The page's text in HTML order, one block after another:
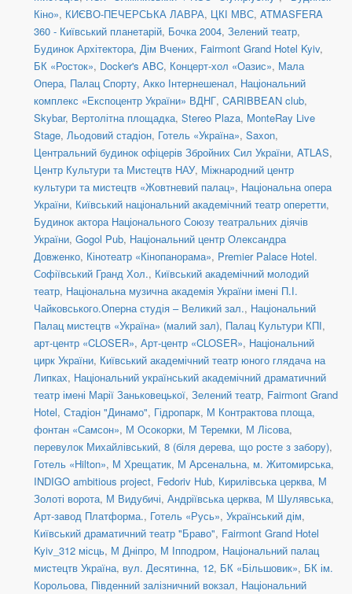
Кіно», КИЄВО-ПЕЧЕРСЬКА ЛАВРА, ЦКІ МВС, ATMASFERA
360 - Київський планетарій, Бочка 2004, Зелений театр,
Будинок Архітектора, Дім Вчених, Fairmont Grand Hotel Kyiv,
БК «Росток», Docker's ABC, Концерт-хол «Оазис», Мала
Опера, Палац Спорту, Акко Інтернешенал, Національний
комплекс «Експоцентр України» ВДНГ, CARIBBEAN club,
Skybar, Вертолітна площадка, Stereo Plaza, MonteRay Live
Stage, Льодовий стадіон, Готель «Україна», Saxon,
Центральний будинок офіцерів Збройних Сил України, ATLAS,
Центр Культури та Мистецтв НАУ, Міжнародний центр
культури та мистецтв «Жовтневий палац», Національна опера
України, Київський національний академічний театр оперетти,
Будинок актора Національного Союзу театральних діячів
України, Gogol Pub, Національний центр Олександра
Довженко, Кінотеатр «Кінопанорама», Premier Palace Hotel.
Софіївський Гранд Хол., Київський академічний молодий
театр, Національна музична академія України імені П.І.
Чайковського.Оперна студія – Великий зал., Національний
Палац мистецтв «Україна» (малий зал), Палац Культури КПІ,
арт-центр «CLOSER», Арт-центр «CLOSER», Національний
цирк України, Київський академічний театр юного глядача на
Липках, Національний український академічний драматичний
театр імені Марії Заньковецької, Зелений театр, Fairmont Grand
Hotel, Стадіон "Динамо", Гідропарк, М Контрактова площа,
фонтан «Самсон», М Осокорки, М Теремки, М Лісова,
перевулок Михайлівський, 8 (біля дерева, що росте з забору),
Готель «Hilton», М Хрещатик, М Арсенальна, м. Житомирська,
INDIGO ambitious project, Fedoriv Hub, Кирилівська церква, М
Золоті ворота, М Видубичі, Андріївська церква, М Шулявська,
Арт-завод Платформа., Готель «Русь», Український дім,
Київський драматичний театр "Браво", Fairmont Grand Hotel
Kyiv_312 місць, М Дніпро, М Іпподром, Національний палац
мистецтв Україна, вул. Десятинна, 12, БК «Більшовик», БК ім.
Корольова, Південний залізничний вокзал, Національний